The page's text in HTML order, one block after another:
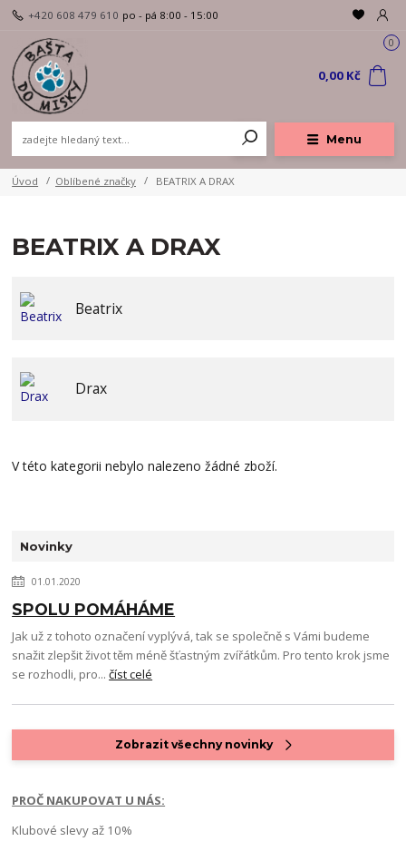
Menu
+420 608 479 610 po - pá 8:00 - 15:00
0
0,00 Kč
Úvod Oblíbené značky BEATRIX A DRAX
BEATRIX A DRAX
Beatrix
Drax
V této kategorii nebylo nalezeno žádné zboží.
Novinky
01.01.2020
SPOLU POMÁHÁME
Jak už z tohoto označení vyplývá, tak se společně s Vámi budeme
snažit zlepšit život těm méně šťastným zvířátkům. Pro tento krok jsme
se rozhodli, pro...číst celé
Zobrazit všechny novinky
PROČ NAKUPOVAT U NÁS:
Klubové slevy až 10%